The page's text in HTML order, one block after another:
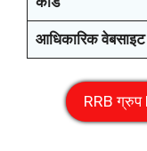
आधिकारिक वेबसाइट
RRB ग्रुप